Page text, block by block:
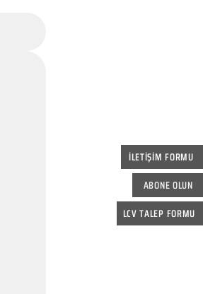
İLETİŞİM FORMU
ABONE OLUN
LCV TALEP FORMU